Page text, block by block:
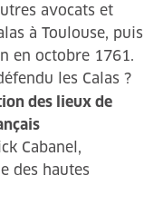
avocats et
à Toulouse, puis
en octobre 1761.
les Calas ?
des lieux de
Cabanel,
des hautes